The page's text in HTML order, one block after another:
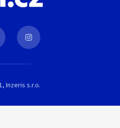
Inzeris s.r.o.